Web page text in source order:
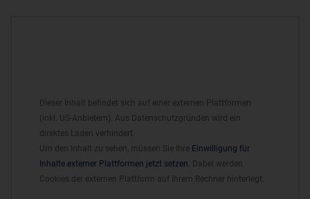
Dieser Inhalt befindet sich auf einer externen Plattformen
(inkl. US-Anbietern). Aus Datenschutzgründen wird ein
direktes Laden verhindert.
Um den Inhalt zu sehen, müssen Sie Ihre Einwilligung für
Inhalte externer Plattformen jetzt setzen . Dabei werden
Cookies der externen Plattform auf Ihrem Rechner hinterlegt.